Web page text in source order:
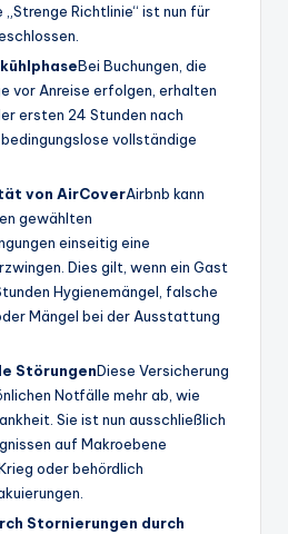
„Strenge Richtlinie“ ist nun für
Bei Buchungen, die
vor Anreise erfolgen, erhalten
ersten 24 Stunden nach
vollständige
von AirCoverAirbnb kann
gewählten
einseitig eine
Dies gilt, wenn ein Gast
Hygienemängel, falsche
Mängel bei der Ausstattung
StörungenDiese Versicherung
Notfälle mehr ab, wie
Sie ist nun ausschließlich
auf Makroebene
oder behördlich
Stornierungen durch